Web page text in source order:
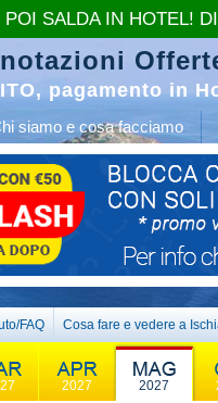
pagamento in
siamo e cosa facciamo
FAQ Cosa fare e vedere a
2027 2027
POI SALDA IN HOTEL!